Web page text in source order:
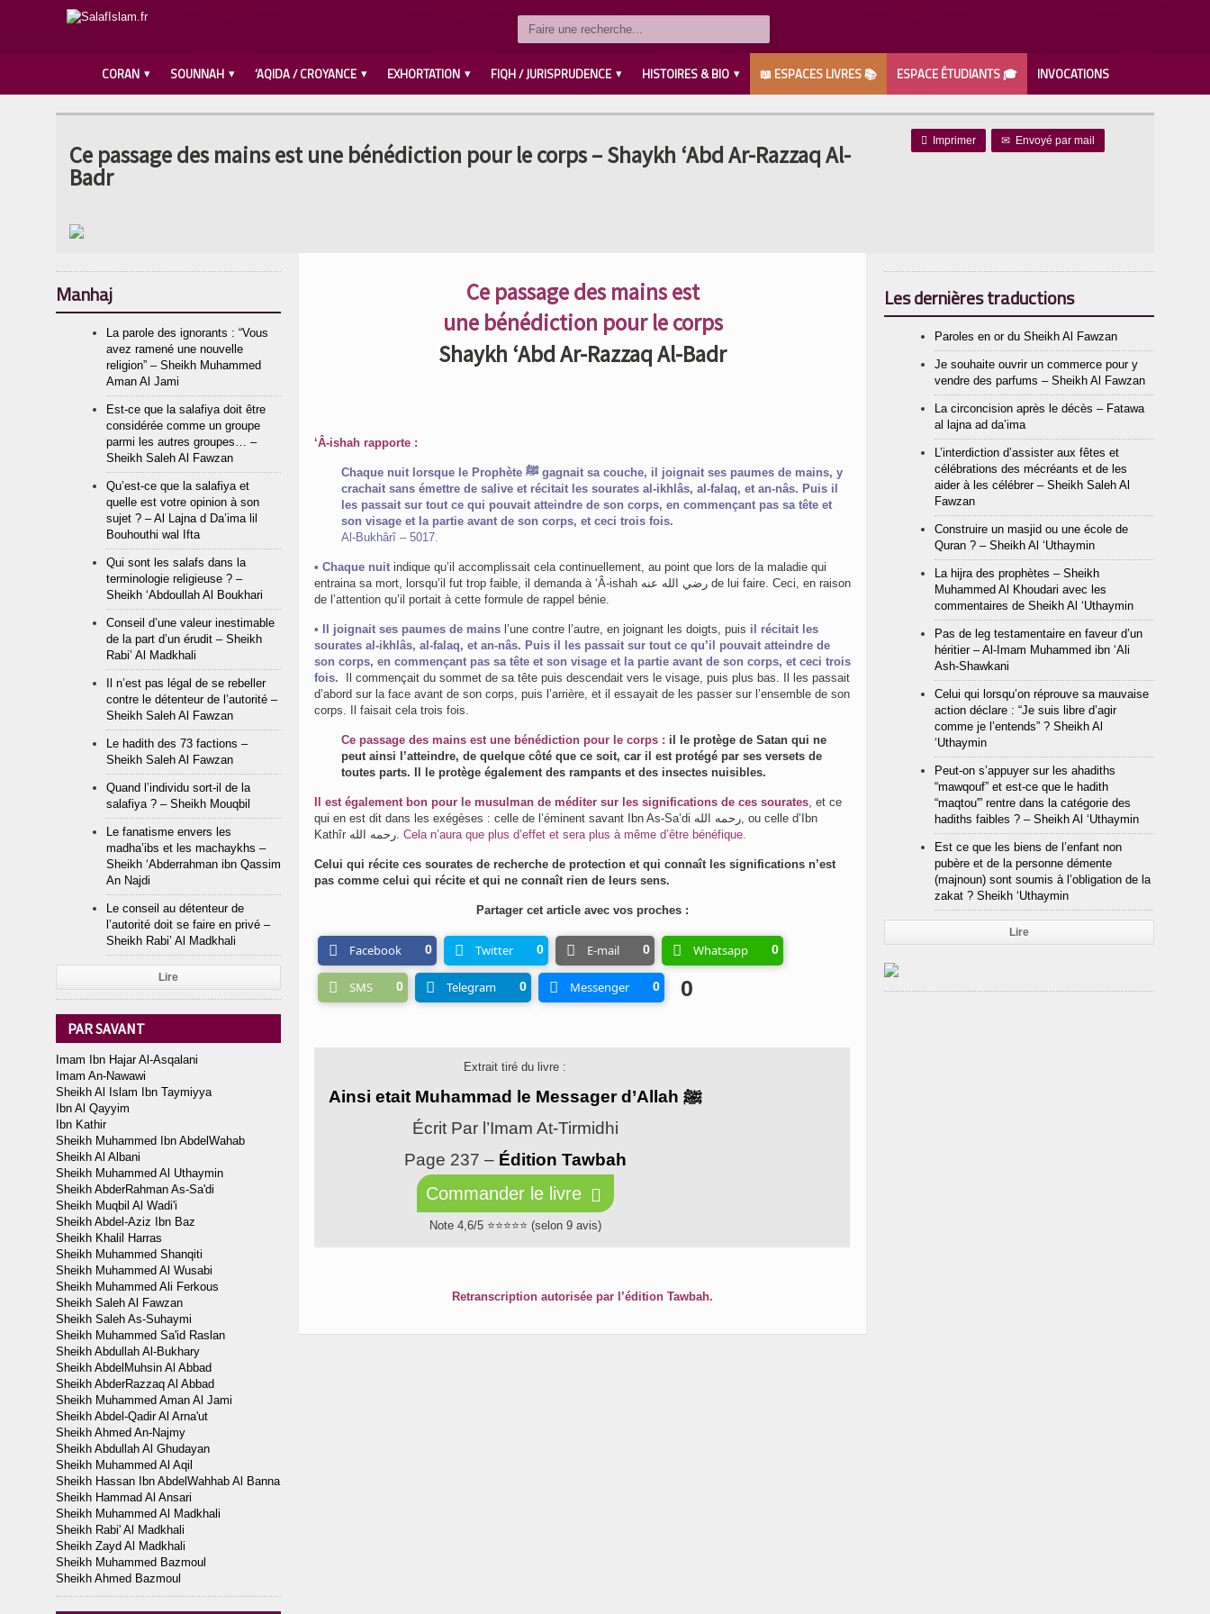
CORAN SOUNNAH ‘AQIDA / CROYANCE EXHORTATION FIQH / JURISPRUDENCE HISTOIRES & BIO 📖 ESPACES LIVRES 📚 ESPACE ÉTUDIANTS 🎓 INVOCATIONS
 Imprimer ✉ Envoyé par mail
Ce passage des mains est une bénédiction pour le corps – Shaykh ‘Abd Ar-Razzaq Al-
Badr
Ce passage des mains est
une bénédiction pour le corps
Shaykh ‘Abd Ar-Razzaq Al-Badr
‘Â-ishah rapporte :
Chaque nuit lorsque le Prophète ﷺ gagnait sa couche, il joignait ses paumes de mains, y
crachait sans émettre de salive et récitait les sourates al-ikhlâs, al-falaq, et an-nâs. Puis il
les passait sur tout ce qui pouvait atteindre de son corps, en commençant pas sa tête et
son visage et la partie avant de son corps, et ceci trois fois.
Al-Bukhârî – 5017.
• Chaque nuit indique qu’il accomplissait cela continuellement, au point que lors de la maladie qui
entraina sa mort, lorsqu’il fut trop faible, il demanda à ‘Â-ishah ﺭﺿﻲ ﺍﻟﻠﻪ ﻋﻨﻪ de lui faire. Ceci, en raison
de l’attention qu’il portait à cette formule de rappel bénie.
• Il joignait ses paumes de mains l’une contre l’autre, en joignant les doigts, puis il récitait les
sourates al-ikhlâs, al-falaq, et an-nâs. Puis il les passait sur tout ce qu’il pouvait atteindre de
son corps, en commençant pas sa tête et son visage et la partie avant de son corps, et ceci trois
fois. Il commençait du sommet de sa tête puis descendait vers le visage, puis plus bas. Il les passait
d’abord sur la face avant de son corps, puis l’arrière, et il essayait de les passer sur l’ensemble de son
corps. Il faisait cela trois fois.
Ce passage des mains est une bénédiction pour le corps : il le protège de Satan qui ne
peut ainsi l’atteindre, de quelque côté que ce soit, car il est protégé par ses versets de
toutes parts. Il le protège également des rampants et des insectes nuisibles.
Il est également bon pour le musulman de méditer sur les significations de ces sourates, et ce
qui en est dit dans les exégèses : celle de l’éminent savant Ibn As-Sa’di رحمه الله, ou celle d’Ibn
Kathîr رحمه الله. Cela n’aura que plus d’effet et sera plus à même d’être bénéfique.
Celui qui récite ces sourates de recherche de protection et qui connaît les significations n’est
pas comme celui qui récite et qui ne connaît rien de leurs sens.
Partager cet article avec vos proches :
Facebook 0 Twitter 0 E-mail 0 Whatsapp 0
SMS 0 Telegram 0 Messenger 0 0
Extrait tiré du livre :
Ainsi etait Muhammad le Messager d’Allah ﷺ
Écrit Par l’Imam At-Tirmidhi
Page 237 – Édition Tawbah
Commander le livre
Note 4,6/5 ⭐⭐⭐⭐⭐ (selon 9 avis)
Retranscription autorisée par l’édition Tawbah.
Manhaj
La parole des ignorants : “Vous
avez ramené une nouvelle
religion” – Sheikh Muhammed
Aman Al Jami
Est-ce que la salafiya doit être
considérée comme un groupe
parmi les autres groupes… –
Sheikh Saleh Al Fawzan
Qu’est-ce que la salafiya et
quelle est votre opinion à son
sujet ? – Al Lajna d Da’ima lil
Bouhouthi wal Ifta
Qui sont les salafs dans la
terminologie religieuse ? –
Sheikh ‘Abdoullah Al Boukhari
Conseil d’une valeur inestimable
de la part d’un érudit – Sheikh
Rabi’ Al Madkhali
Il n’est pas légal de se rebeller
contre le détenteur de l’autorité –
Sheikh Saleh Al Fawzan
Le hadith des 73 factions –
Sheikh Saleh Al Fawzan
Quand l’individu sort-il de la
salafiya ? – Sheikh Mouqbil
Le fanatisme envers les
madha’ibs et les machaykhs –
Sheikh ‘Abderrahman ibn Qassim
An Najdi
Le conseil au détenteur de
l’autorité doit se faire en privé –
Sheikh Rabi’ Al Madkhali
Lire
PAR SAVANT
Imam Ibn Hajar Al-Asqalani
Imam An-Nawawi
Sheikh Al Islam Ibn Taymiyya
Ibn Al Qayyim
Ibn Kathir
Sheikh Muhammed Ibn AbdelWahab
Sheikh Al Albani
Sheikh Muhammed Al Uthaymin
Sheikh AbderRahman As-Sa'di
Sheikh Muqbil Al Wadi'i
Sheikh Abdel-Aziz Ibn Baz
Sheikh Khalil Harras
Sheikh Muhammed Shanqiti
Sheikh Muhammed Al Wusabi
Sheikh Muhammed Ali Ferkous
Sheikh Saleh Al Fawzan
Sheikh Saleh As-Suhaymi
Sheikh Muhammed Sa'id Raslan
Sheikh Abdullah Al-Bukhary
Sheikh AbdelMuhsin Al Abbad
Sheikh AbderRazzaq Al Abbad
Sheikh Muhammed Aman Al Jami
Sheikh Abdel-Qadir Al Arna'ut
Sheikh Ahmed An-Najmy
Sheikh Abdullah Al Ghudayan
Sheikh Muhammed Al Aqil
Sheikh Hassan Ibn AbdelWahhab Al Banna
Sheikh Hammad Al Ansari
Sheikh Muhammed Al Madkhali
Sheikh Rabi' Al Madkhali
Sheikh Zayd Al Madkhali
Sheikh Muhammed Bazmoul
Sheikh Ahmed Bazmoul
Les dernières traductions
Paroles en or du Sheikh Al Fawzan
Je souhaite ouvrir un commerce pour y
vendre des parfums – Sheikh Al Fawzan
La circoncision après le décès – Fatawa
al lajna ad da’ima
L’interdiction d’assister aux fêtes et
célébrations des mécréants et de les
aider à les célébrer – Sheikh Saleh Al
Fawzan
Construire un masjid ou une école de
Quran ? – Sheikh Al ‘Uthaymin
La hijra des prophètes – Sheikh
Muhammed Al Khoudari avec les
commentaires de Sheikh Al ‘Uthaymin
Pas de leg testamentaire en faveur d’un
héritier – Al-Imam Muhammed ibn ‘Ali
Ash-Shawkani
Celui qui lorsqu’on réprouve sa mauvaise
action déclare : “Je suis libre d’agir
comme je l’entends” ? Sheikh Al
‘Uthaymin
Peut-on s’appuyer sur les ahadiths
“mawqouf” et est-ce que le hadith
“maqtou'” rentre dans la catégorie des
hadiths faibles ? – Sheikh Al ‘Uthaymin
Est ce que les biens de l’enfant non
pubère et de la personne démente
(majnoun) sont soumis à l’obligation de la
zakat ? Sheikh ‘Uthaymin
Lire